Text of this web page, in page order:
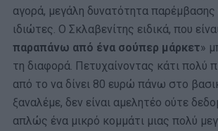
αγορά, μεγάλη δυνατότητα παρέμβασης
ιδιώτες. Ο Σκλαβενίτης ειδικά, που
παραπάνω από ένα σούπερ μάρκετ»
τη διαφορά. Πετυχαίνοντας κάτι πολύ
από το να δίνει 80 ευρώ πάνω στο
ξαναλέμε, δεν είναι αμελητέο ούτε
απλώς ένα μικρό κομμάτι μιας πολύ